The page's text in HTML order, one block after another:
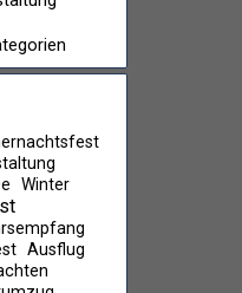
Winter
Ausflug